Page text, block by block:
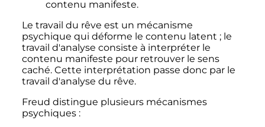
contenu manifeste.
Le travail du rêve est un mécanisme
psychique qui déforme le contenu latent ; le
travail d'analyse consiste à interpréter le
contenu manifeste pour retrouver le sens
caché. Cette interprétation passe donc par le
travail d'analyse du rêve.
Freud distingue plusieurs mécanismes
psychiques :